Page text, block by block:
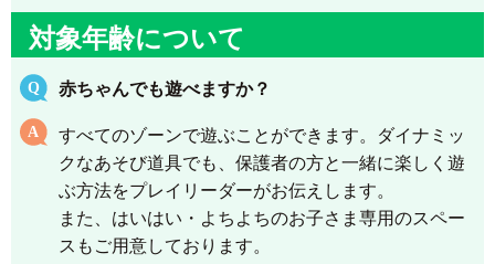
対象年齢について
赤ちゃんでも遊べますか？
すべてのゾーンで遊ぶことができます。ダイナミッ
クなあそび道具でも、保護者の方と一緒に楽しく遊
ぶ方法をプレイリーダーがお伝えします。
また、はいはい・よちよちのお子さま専用のスペー
スもご用意しております。